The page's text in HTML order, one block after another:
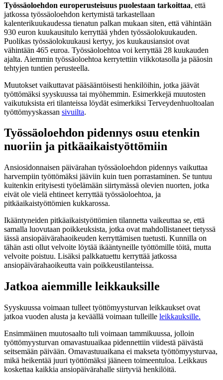
Työssäoloehdon europerusteisuus puolestaan tarkoittaa, että
jatkossa työssäoloehdon kertymistä tarkastellaan
kalenterikuukaudessa tienatun palkan mukaan siten, että vähintään
930 euron kuukausitulo kerryttää yhden työssäolokuukauden.
Puolikas työssäolokuukausi kertyy, jos kuukausiansiot ovat
vähintään 465 euroa. Työssäoloehtoa voi kerryttää 28 kuukauden
ajalta. Aiemmin työssäoloehtoa kerrytettiin viikkotasolla ja pääosin
tehtyjen tuntien perusteella.
Muutokset vaikuttavat pääsääntöisesti henkilöihin, jotka jäävät
työttömäksi syyskuussa tai myöhemmin. Esimerkkejä muutosten
vaikutuksista eri tilanteissa löydät esimerkiksi Terveydenhuoltoalan
työttömyyskassan sivuilta.
Työssäoloehdon pidennys osuu etenkin
nuoriin ja pitkäaikaistyöttömiin
Ansiosidonnaisen päivärahan työssäoloehdon pidennys vaikuttaa
harvempiin työttömäksi jääviin kuin tuen porrastaminen. Se tuntuu
kuitenkin erityisesti työelämään siirtymässä olevien nuorten, jotka
eivät ole vielä ehtineet kerryttää työssäoloehtoa, ja
pitkäaikaistyöttömien kukkarossa.
Ikääntyneiden pitkäaikaistyöttömien tilannetta vaikeuttaa se, että
samalla luovutaan poikkeuksista, jotka ovat mahdollistaneet tietyssä
iässä ansiopäivärahaoikeuden kerryttämisen tuetusti. Kunnilla on
tähän asti ollut velvoite löytää ikääntyneille työttömille töitä, mutta
velvoite poistuu. Lisäksi palkkatuettu kerryttää jatkossa
ansiopäivärahaoikeutta vain poikkeustilanteissa.
Jatkoa aiemmille leikkauksille
Syyskuussa voimaan tulleet työttömyysturvan leikkaukset ovat
jatkoa vuoden alusta ja keväällä voimaan tulleille leikkauksille.
Ensimmäinen muutosaalto tuli voimaan tammikuussa, jolloin
työttömyysturvan omavastuuaikaa pidennettiin viidestä päivästä
seitsemään päivään. Omavastuuaikana ei makseta työttömyysturvaa,
mikä heikentää juuri työttömäksi jääneen toimeentuloa. Leikkaus
koskettaa kaikkia ansiopäivärahalle siirtyviä henkilöitä.